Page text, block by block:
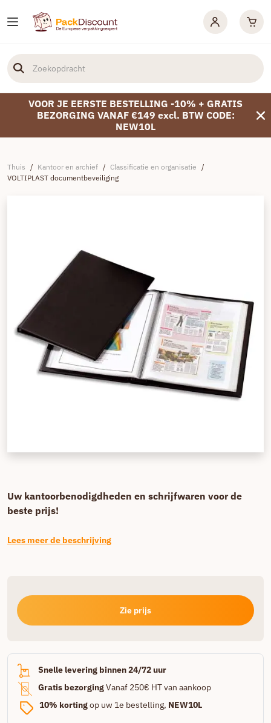
VOOR JE EERSTE BESTELLING -10% + GRATIS
BEZORGING VANAF €149 excl. BTW CODE:
NEW10L
Thuis / Kantoor en archief / Classificatie en organisatie /
VOLTIPLAST documentbeveiliging
Uw kantoorbenodigdheden en schrijfwaren voor de
beste prijs!
Lees meer de beschrijving
Zie prijs
Snelle levering binnen 24/72 uur
Gratis bezorgingVanaf 250€ HT van aankoop
10% kortingop uw 1e bestelling, NEW10L